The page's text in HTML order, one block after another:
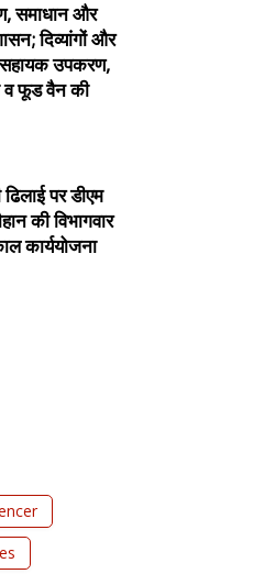
समाधान और
दिव्यांगों और
सहायक उपकरण,
व फूड वैन की
पर डीएम
की विभागवार
कार्ययोजना